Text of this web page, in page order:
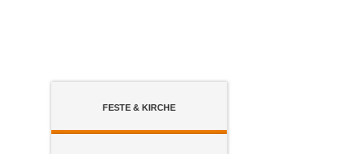
FESTE & KIRCHE